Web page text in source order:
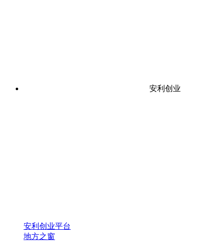
安利创业
安利创业平台
地方之窗